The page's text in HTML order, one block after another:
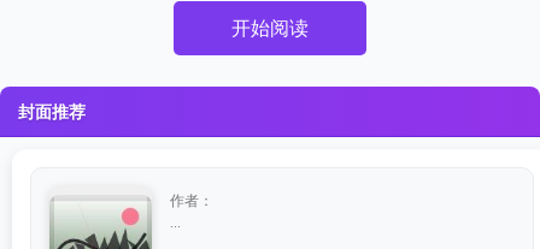
开始阅读
封面推荐
作者：